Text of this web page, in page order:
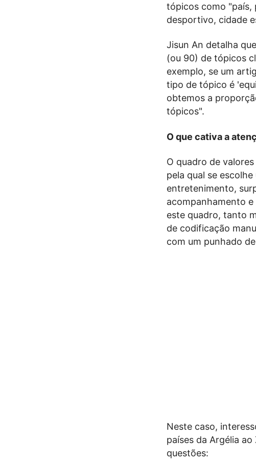
tópicos como "país,
desportivo, cidade
Jisun An detalha
(ou 90) de tópicos
exemplo, se um
tipo de tópico é
obtemos a
tópicos".
O que cativa a
O quadro de
pela qual se
entretenimento,
acompanhamento e
este quadro, tanto
de codificação
com um punhado
Neste caso,
países da Argélia
questões: